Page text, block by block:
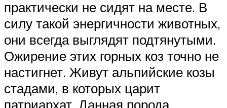
практически не сидят на месте. В
силу такой энергичности животных,
они всегда выглядят подтянутыми.
Ожирение этих горных коз точно не
настигнет. Живут альпийские козы
стадами, в которых царит
патриархат. Данная порода